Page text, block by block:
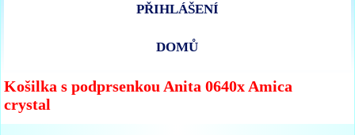
PŘIHLÁŠENÍ
DOMŮ
Košilka s podprsenkou Anita 0640x Amica
crystal